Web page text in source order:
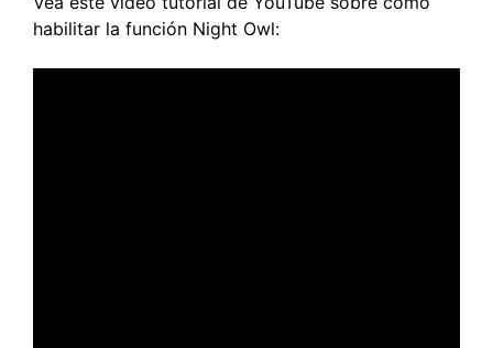
habilitar la función Night Owl: